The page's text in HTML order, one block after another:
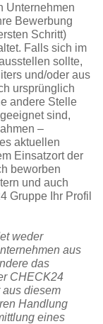
Unternehmen
Bewerbung
Schritt)
Falls sich im
sollte,
und/oder aus
ursprünglich
andere Stelle
sind,
–
aktuellen
Einsatzort der
beworben
und auch
Gruppe Ihr Profil
weder
aus
das
CHECK24
diesem
Handlung
eines